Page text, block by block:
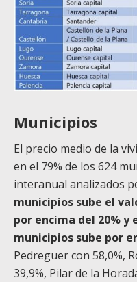
Municipios
El precio medio de la
en el 79% de los 624
interanual analizados
municipios sube el
por encima del 20% y
municipios sube por
Pedreguer con 58,0%,
39,9%, Pilar de la